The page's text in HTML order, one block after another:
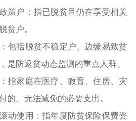
策户：指已脱贫且仍在享受相关
贫户。
包括脱贫不稳定户、边缘易致贫
是防返贫动态监测的重点人群。
指家庭在医疗、教育、住房、灾
的、无法减免的必要支出。
动使用：指年度防贫保险保费资